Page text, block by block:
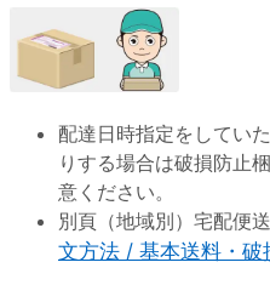
配達日時指定をしてい
りする場合は破損防止
意ください。
別頁（地域別）宅配便
文方法 / 基本送料・破